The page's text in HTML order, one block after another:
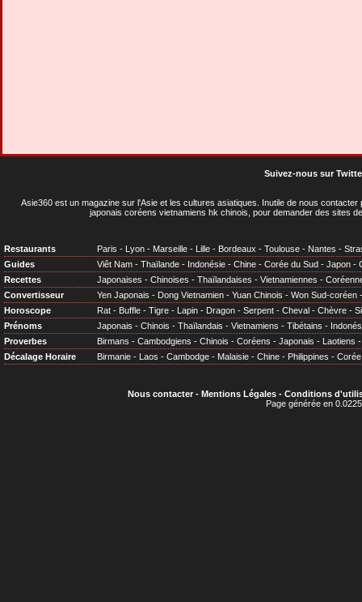
Suivez-nous sur
Asie360 est un magazine sur l'Asie et les cultures asiatiques . Inutile de nous
japonais coréens vietnamiens hk chinois, pour demander des sites
Restaurants Paris - Lyon - Marseille - Lille - Bordeaux - Toulouse - Nantes -
Guides
Viêt Nam - Thaïlande - Indonésie - Chine - Corée du Sud - Japon -
Recettes
Japonaises - Chinoises - Thaïlandaises - Vietnamiennes -
Convertisseur
Yen Japonais - Dong Vietnamien - Yuan Chinois - Won Sud-coréen
Horoscope
Rat - Buffle - Tigre - Lapin - Dragon - Serpent - Cheval - Chèvre -
Prénoms
Japonais - Chinois - Thaïlandais - Vietnamiens - Tibétains -
Proverbes
Birmans - Cambodgiens - Chinois - Coréens - Japonais - Laotiens
Décalage Horaire
Birmanie - Laos - Cambodge - Malaisie - Chine - Philippines - Corée
Nous contacter- Mentions Légales- Conditions
Page générée en